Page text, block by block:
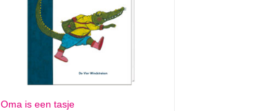
Oma is een tasje